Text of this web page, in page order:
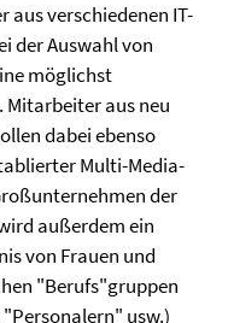
verschiedenen IT-
der Auswahl von
möglichst
Mitarbeiter aus neu
dabei ebenso
Multi-Media-
der
außerdem ein
von Frauen und
"Berufs"gruppen
usw.)